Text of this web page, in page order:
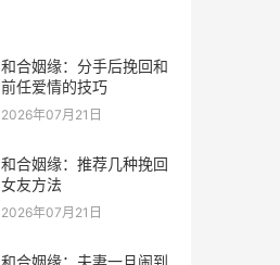
和合姻缘：分手后挽回和
前任爱情的技巧
2026年07月21日
和合姻缘：推荐几种挽回
女友方法
2026年07月21日